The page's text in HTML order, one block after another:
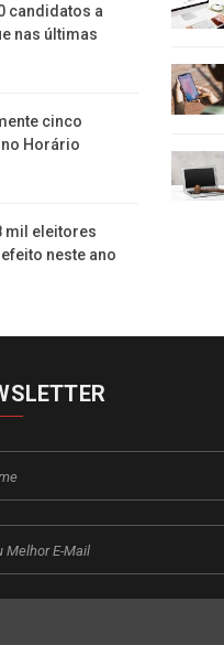
candidatos a
nas últimas
cinco
Horário
mil eleitores
neste ano